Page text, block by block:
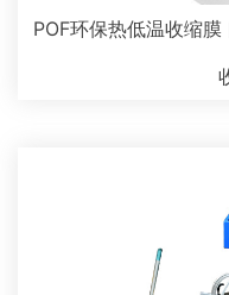
POF环保热低温收缩